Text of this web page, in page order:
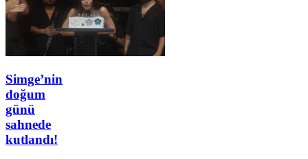
Simge’nin
doğum
günü
sahnede
kutlandı!